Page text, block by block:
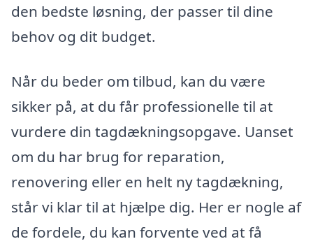
den bedste løsning, der passer til dine
behov og dit budget.
Når du beder om tilbud, kan du være
sikker på, at du får professionelle til at
vurdere din tagdækningsopgave. Uanset
om du har brug for reparation,
renovering eller en helt ny tagdækning,
står vi klar til at hjælpe dig. Her er nogle af
de fordele, du kan forvente ved at få